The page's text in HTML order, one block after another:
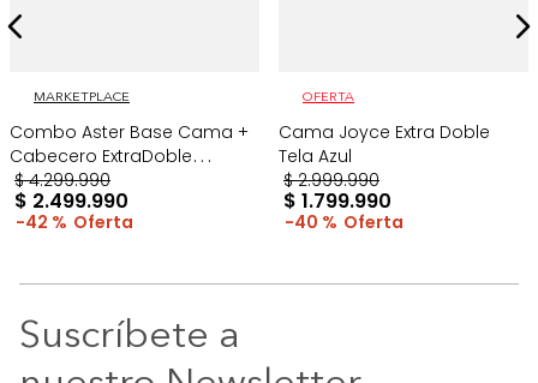
MARKETPLACE
Combo Aster Base Cama +
Cabecero ExtraDoble
Taupe/Madera
$ 4.299.990
$ 2.499.990
42 %
OFERTA
Cama Joyce Extra Doble
Tela Azul
$ 2.999.990
$ 1.799.990
40 %
Suscríbete a